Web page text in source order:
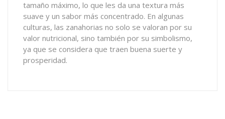
tamaño máximo, lo que les da una textura más
suave y un sabor más concentrado. En algunas
culturas, las zanahorias no solo se valoran por su
valor nutricional, sino también por su simbolismo,
ya que se considera que traen buena suerte y
prosperidad.